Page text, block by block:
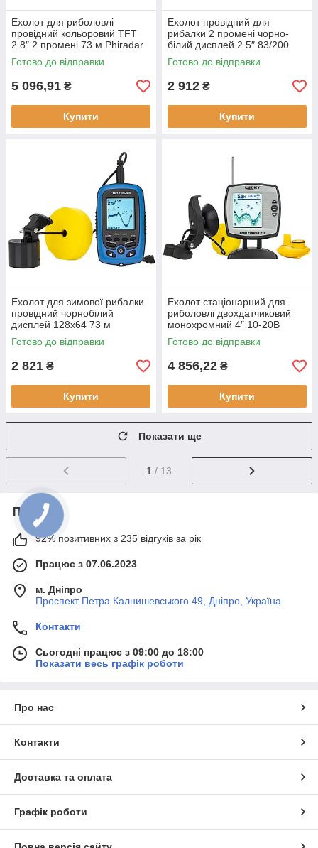
Ехолот для риболовлі
провідний кольоровий TFT
2.8″ 2 промені 73 м Phiradar
FF 188 N максимальна
глибина 73 м новий
Готово до відправки
5 096,91 ₴
Купити
Ехолот провідний для
рибалки 2 промені чорно-
білий дисплей 2.5″ 83/200
кГц Phiradar FF 168 A новий
живлення від батарейок
Готово до відправки
2 912 ₴
Купити
Ехолот для зимової рибалки
провідний чорнобілий
дисплей 128x64 73 м
Phiradar FD86A
водонепроникний корпус
IPX4
Готово до відправки
2 821 ₴
Купити
Ехолот стаціонарний для
риболовлі двохдатчиковий
монохромний 4″ 10-20В
Lucky FF 918S-180W білий 2
промені
Готово до відправки
4 856,22 ₴
Купити
Показати ще
1 / 13
Про нас
92% позитивних з 235 відгуків за рік
Працює з 07.06.2023
м. Дніпро
Проспект Петра Калнишевського 49, Дніпро, Україна
Контакти
Сьогодні працює з 09:00 до 18:00
Показати весь графік роботи
Про нас
Контакти
Доставка та оплата
Графік роботи